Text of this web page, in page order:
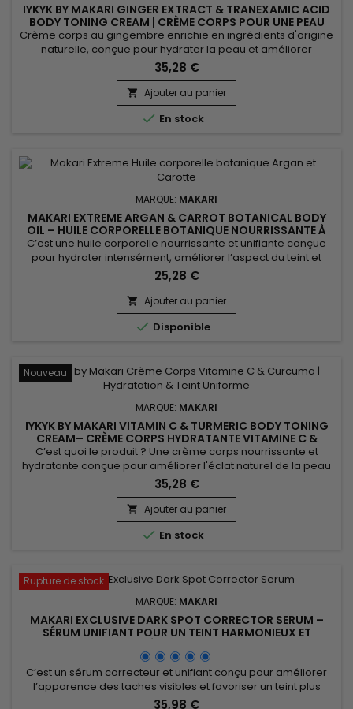
IYKYK BY MAKARI GINGER EXTRACT & TRANEXAMIC ACID
BODY TONING CREAM | CRÈME CORPS POUR UNE PEAU
PLUS FERME ET LUMINEUSE
Crème corps au gingembre enrichie en ingrédients d'origine
naturelle, conçue pour hydrater la peau et améliorer
l'apparence du teint tout en procurant confort et douceur.
Grâce au Beurre de Karité, à l'Acide Tranexamique et à
l'Extrait de Gingembre, IYKYK By Makari Ginger Extract &
Tranexamic Acid Body Toning Cream aide à nourrir la peau,
à...
35,28 €
 Ajouter au panier
 En stock
MARQUE: MAKARI
MAKARI EXTREME ARGAN & CARROT BOTANICAL BODY
OIL – HUILE CORPORELLE BOTANIQUE NOURRISSANTE À
L’ARGAN ET À LA CAROTTE
C’est une huile corporelle nourrissante et unifiante conçue
pour hydrater intensément, améliorer l’aspect du teint et
sublimer l’éclat naturel de la peau. Extreme Argan & Carrot
Botanical Body Oil associe l’huile de soja, l’huile d’amande
douce et l’huile d’argan pour nourrir, adoucir et renforcer la
barrière cutanée. Cette synergie aide à...
25,28 €
 Ajouter au panier
 Disponible
Nouveau
MARQUE: MAKARI
IYKYK BY MAKARI VITAMIN C & TURMERIC BODY TONING
CREAM– CRÈME CORPS HYDRATANTE VITAMINE C &
CURCUMA
C’est quoi le produit ? Une crème corps nourrissante et
hydratante conçue pour améliorer l'éclat naturel de la peau
et favoriser un teint plus uniforme. IYKYK by Makari Vitamin C &
Turmeric Body Toning Cream associe le beurre de karité, le
curcuma, la prune de Kakadu, la pomme, le gingembre,
l'aloe vera, le ginseng, le tournesol, le son de riz...
35,28 €
 Ajouter au panier
 En stock
Rupture de stock
MARQUE: MAKARI
MAKARI EXCLUSIVE DARK SPOT CORRECTOR SERUM –
SÉRUM UNIFIANT POUR UN TEINT HARMONIEUX ET
C’est un sérum correcteur et unifiant conçu pour améliorer
l’apparence des taches visibles et favoriser un teint plus
homogène et lumineux. Makari Exclusive Dark Spot Corrector
35,98 €